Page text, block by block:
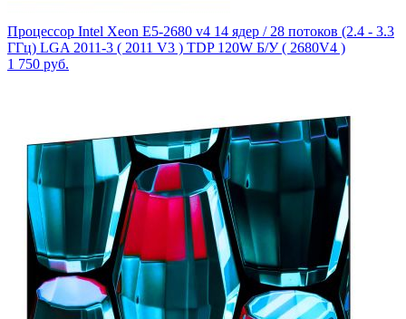
Процессор Intel Xeon E5-2680 v4 14 ядер / 28 потоков (2.4 - 3.3
ГГц) LGA 2011-3 ( 2011 V3 ) TDP 120W Б/У ( 2680V4 )
1 750 руб.